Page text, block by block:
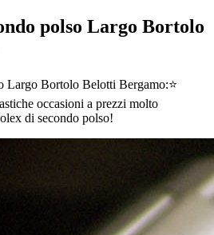
polso Largo Bortolo
Largo Bortolo Belotti Bergamo:⭐
occasioni a prezzi molto
di secondo polso!